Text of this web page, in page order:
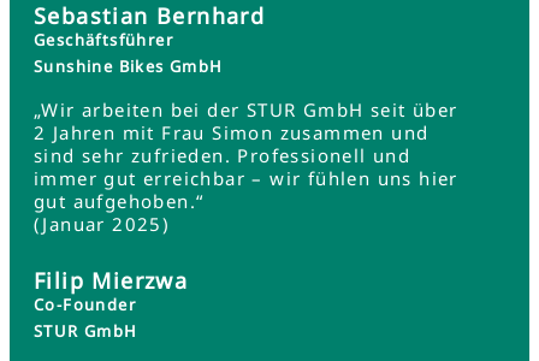
Sebastian Bernhard
Geschäftsführer
Sunshine Bikes GmbH
„Wir arbeiten bei der STUR GmbH seit über
2 Jahren mit Frau Simon zusammen und
sind sehr zufrieden. Professionell und
immer gut erreichbar – wir fühlen uns hier
gut aufgehoben.“
(Januar 2025)
Filip Mierzwa
Co-Founder
STUR GmbH